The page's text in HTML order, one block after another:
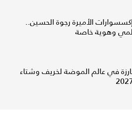
الأميرة رجوة الحسين..
وهوية خاصة
في عالم الموضة لخريف وشتاء